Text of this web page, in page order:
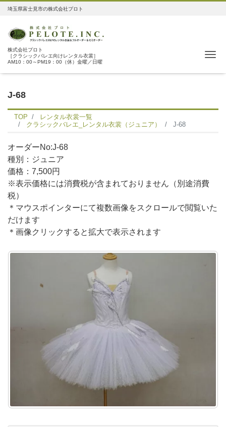
埼玉県富士見市の株式会社プロト
株式会社プロト
［クラシックバレエ向けレンタル衣裳］
AM10：00～PM19：00（休）金曜／日曜
J-68
TOP
レンタル衣裳一覧
クラシックバレエ_レンタル衣裳（ジュニア）
J-68
オーダーNo:J-68
種別：ジュニア
価格：7,500円
※表示価格には消費税が含まれておりません（別途消費
税）
＊マウスポインターにて複数画像をスクロールで閲覧いた
だけます
＊画像クリックすると拡大で表示されます